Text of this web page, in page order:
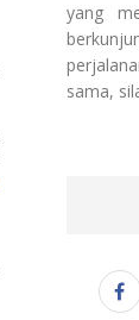
yang
sama,